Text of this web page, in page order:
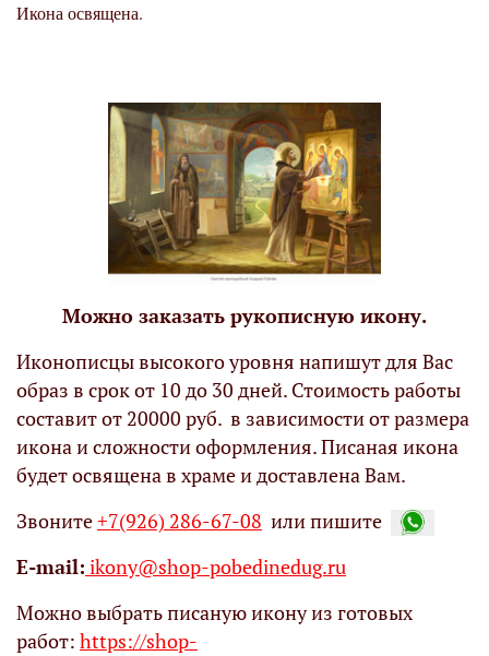
Икона освящена.
Можно заказать рукописную икону.
Иконописцы высокого уровня напишут для Вас
образ в срок от 10 до 30 дней. Стоимость работы
составит от 20000 руб. в зависимости от размера
икона и сложности оформления. Писаная икона
будет освящена в храме и доставлена Вам.
Звоните+7(926) 286-67-08 или пишите
Е-mail: ikony@shop-pobedinedug.ru
Можно выбрать писаную икону из готовых
работ: https://shop-